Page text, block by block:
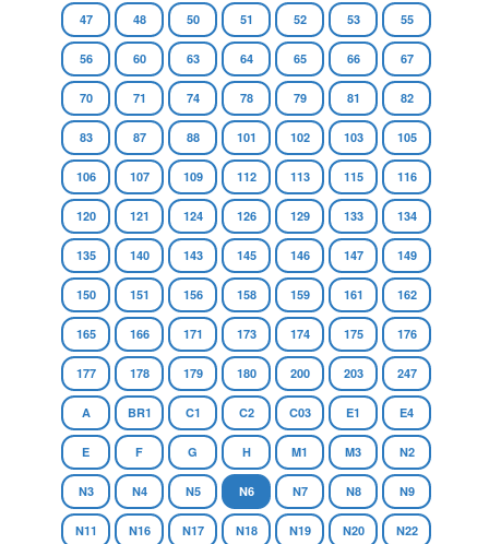
47 48 50 51 52 53 55
56 60 63 64 65 66 67
70 71 74 78 79 81 82
83 87 88 101 102 103 105
106 107 109 112 113 115 116
120 121 124 126 129 133 134
135 140 143 145 146 147 149
150 151 156 158 159 161 162
165 166 171 173 174 175 176
177 178 179 180 200 203 247
A BR1 C1 C2 C03 E1 E4
E F G H M1 M3 N2
N3 N4 N5 N6 N7 N8 N9
N11 N16 N17 N18 N19 N20 N22